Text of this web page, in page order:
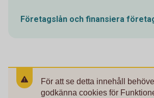
Företagslån och finansiera
För att se detta innehåll
godkänna cookies för